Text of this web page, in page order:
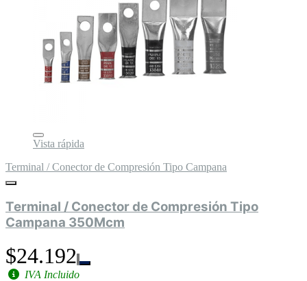
Vista rápida
Terminal / Conector de Compresión Tipo Campana
Terminal / Conector de Compresión Tipo
Campana 350Mcm
$24.192
IVA Incluido